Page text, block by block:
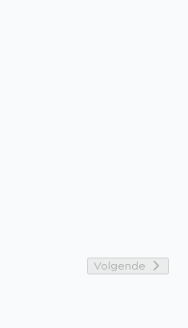
Volgende